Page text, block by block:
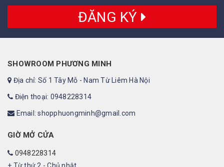
ĐĂNG KÝ
SHOWROOM PHƯƠNG MINH
Địa chỉ: Số 1 Tây Mỗ - Nam Từ Liêm Hà Nội
Điện thoại: 0948228314
Email: shopphuongminh@gmail.com
GIỜ MỞ CỬA
0948228314